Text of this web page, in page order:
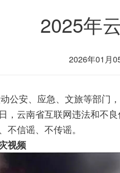
2025年
2026年01月
公安、应急、文旅等部门
，云南省互联网违法和不
不信谣、不传谣。
视频